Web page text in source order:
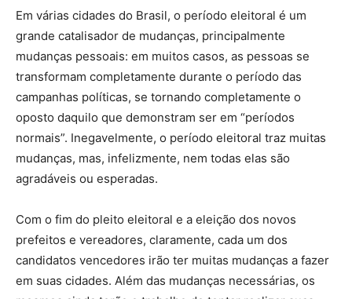
Em várias cidades do Brasil, o período eleitoral é um
grande catalisador de mudanças, principalmente
mudanças pessoais: em muitos casos, as pessoas se
transformam completamente durante o período das
campanhas políticas, se tornando completamente o
oposto daquilo que demonstram ser em “períodos
normais”. Inegavelmente, o período eleitoral traz muitas
mudanças, mas, infelizmente, nem todas elas são
agradáveis ou esperadas.
Com o fim do pleito eleitoral e a eleição dos novos
prefeitos e vereadores, claramente, cada um dos
candidatos vencedores irão ter muitas mudanças a fazer
em suas cidades. Além das mudanças necessárias, os